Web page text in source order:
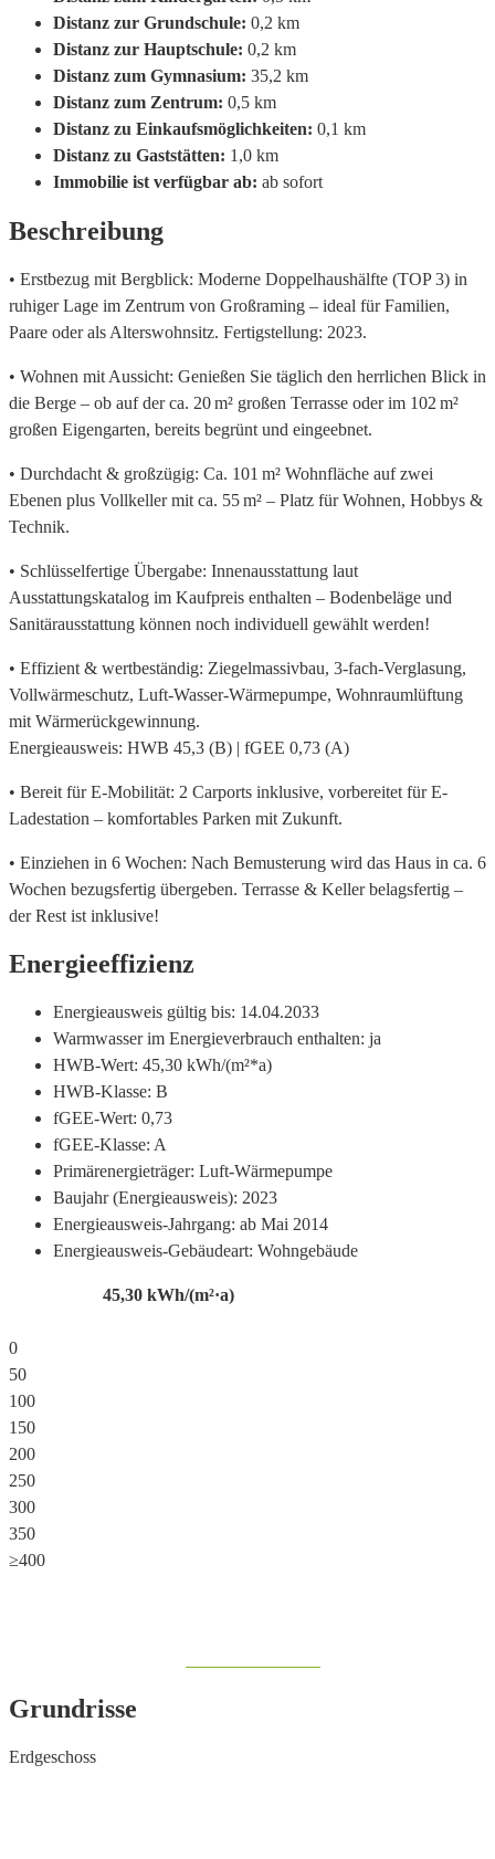
Distanz zur Grundschule: 0,2 km
Distanz zur Hauptschule: 0,2 km
Distanz zum Gymnasium: 35,2 km
Distanz zum Zentrum: 0,5 km
Distanz zu Einkaufsmöglichkeiten: 0,1 km
Distanz zu Gaststätten: 1,0 km
Immobilie ist verfügbar ab: ab sofort
Beschreibung
• Erstbezug mit Bergblick: Moderne Doppelhaushälfte (TOP 3) in
ruhiger Lage im Zentrum von Großraming – ideal für Familien,
Paare oder als Alterswohnsitz. Fertigstellung: 2023.
• Wohnen mit Aussicht: Genießen Sie täglich den herrlichen Blick in
die Berge – ob auf der ca. 20 m² großen Terrasse oder im 102 m²
großen Eigengarten, bereits begrünt und eingeebnet.
• Durchdacht & großzügig: Ca. 101 m² Wohnfläche auf zwei
Ebenen plus Vollkeller mit ca. 55 m² – Platz für Wohnen, Hobbys &
Technik.
• Schlüsselfertige Übergabe: Innenausstattung laut
Ausstattungskatalog im Kaufpreis enthalten – Bodenbeläge und
Sanitärausstattung können noch individuell gewählt werden!
• Effizient & wertbeständig: Ziegelmassivbau, 3-fach-Verglasung,
Vollwärmeschutz, Luft-Wasser-Wärmepumpe, Wohnraumlüftung
mit Wärmerückgewinnung.
Energieausweis: HWB 45,3 (B) | fGEE 0,73 (A)
• Bereit für E-Mobilität: 2 Carports inklusive, vorbereitet für E-
Ladestation – komfortables Parken mit Zukunft.
• Einziehen in 6 Wochen: Nach Bemusterung wird das Haus in ca. 6
Wochen bezugsfertig übergeben. Terrasse & Keller belagsfertig –
der Rest ist inklusive!
Energieeffizienz
Energieausweis gültig bis: 14.04.2033
Warmwasser im Energieverbrauch enthalten: ja
HWB-Wert: 45,30 kWh/(m²*a)
HWB-Klasse: B
fGEE-Wert: 0,73
fGEE-Klasse: A
Primärenergieträger: Luft-Wärmepumpe
Baujahr (Energieausweis): 2023
Energieausweis-Jahrgang: ab Mai 2014
Energieausweis-Gebäudeart: Wohngebäude
45,30kWh/(m²·a)
0
50
100
150
200
250
300
350
≥400
Grundrisse
Erdgeschoss